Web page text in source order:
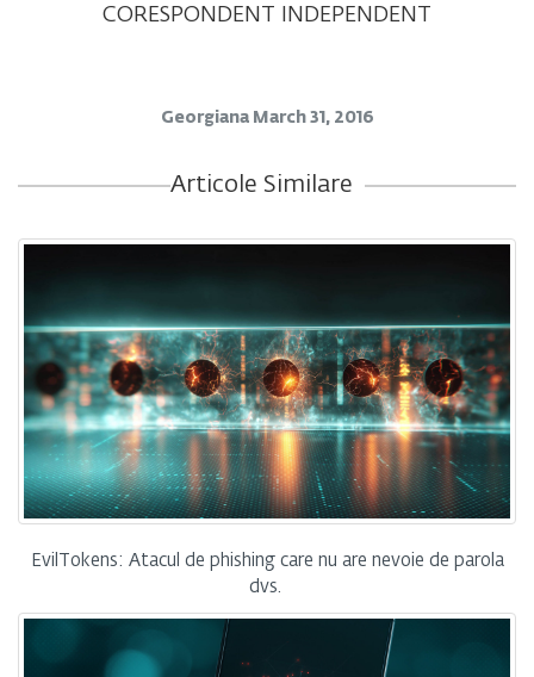
CORESPONDENT INDEPENDENT
Georgiana March 31, 2016
Articole Similare
EvilTokens: Atacul de phishing care nu are nevoie de parola
dvs.